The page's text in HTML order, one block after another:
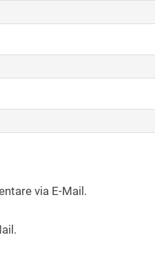
via E-Mail.